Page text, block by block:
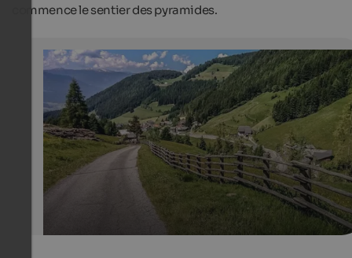
Earth Pyramids Percha
View of the village of Oberwielenbach, a fraction of
Tourismusverein Bruneck Kronplatz Tourismus
commence le sentier des pyramides.